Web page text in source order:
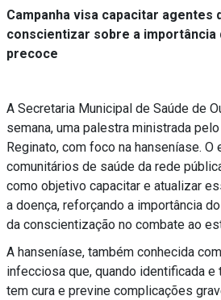
Campanha visa capacitar agentes
conscientizar sobre a importância
precoce
A Secretaria Municipal de Saúde de
semana, uma palestra ministrada
Reginato, com foco na hanseníase. O
comunitários de saúde da rede
como objetivo capacitar e atualizar
a doença, reforçando a importância
da conscientização no combate ao
A hanseníase, também conhecida
infecciosa que, quando identificada e
tem cura e previne complicações